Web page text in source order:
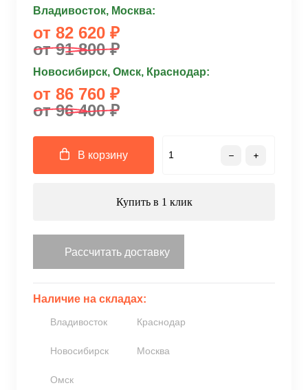
Владивосток, Москва:
от 82 620 ₽
от 91 800 ₽
Новосибирск, Омск, Краснодар:
от 86 760 ₽
от 96 400 ₽
В корзину
Купить в 1 клик
Рассчитать доставку
Наличие на складах:
Владивосток Краснодар
Новосибирск Москва
Омск